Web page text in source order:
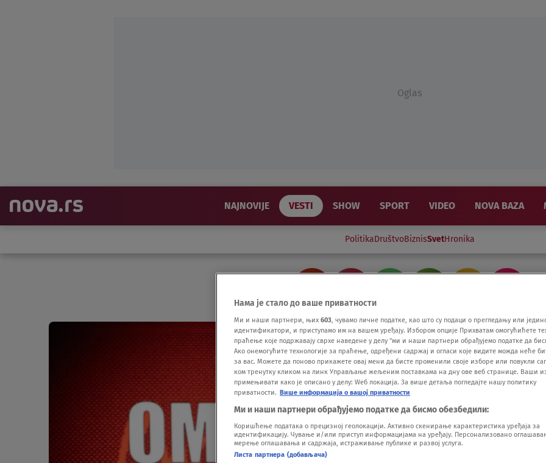
Oglas
NAJNOVIJE VESTI SHOW SPORT VIDEO NOVA BAZA
PolitikaDruštvoBiznisSvetHronika
Нама је стало до ваше приватности
Ми и наши партнери, њих 603, чувамо личне податке, као што су подаци о прегледању или
идентификатори, и приступамо им на вашем уређају. Избором опције Прихватам омогућићете
праћење које подржавају сврхе наведене у делу "ми и наши партнери обрађујемо податке да
Ако онемогућите технологије за праћење, одређени садржај и огласи које видите можда неће
за вас. Можете да поново прикажете овај мени да бисте променили своје изборе или повукли
ком тренутку кликом на линк Управљање жељеним поставкама на дну ове веб странице. Ваши
примењивати како је описано у делу: Wеб локација. За више детаља погледајте нашу политику
приватности. Више информација о вашој приватности
Ми и наши партнери обрађујемо податке да бисмо обезбедили:
Коришћење података о прецизној геолокацији. Активно скенирање карактеристика уређаја за
идентификацију. Чување и/или приступ информацијама на уређају. Персонализовано
мерење оглашавања и садржаја, истраживање публике и развој услуга.
Листа партнера (добављача)